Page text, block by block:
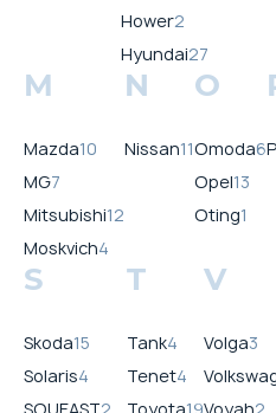
Hower2
Hyundai27
M
Mazda10
MG7
Mitsubishi12
Moskvich4
N
Nissan11
O
Omoda6
Opel13
Oting1
S
Skoda15
Solaris4
SOUEAST2
T
Tank4
Tenet4
Toyota19
V
Volga3
Voyah2